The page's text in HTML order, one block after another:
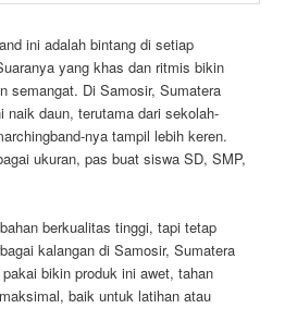
ini adalah bintang di setiap
yang khas dan ritmis bikin
semangat. Di Samosir, Sumatera
naik daun, terutama dari sekolah-
nya tampil lebih keren.
ukuran, pas buat siswa SD, SMP,
berkualitas tinggi, tapi tetap
kalangan di Samosir, Sumatera
bikin produk ini awet, tahan
baik untuk latihan atau